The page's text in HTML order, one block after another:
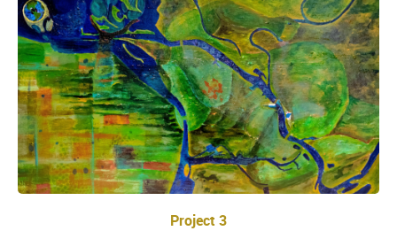
Project 3